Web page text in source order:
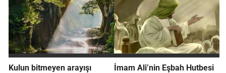
Kulun bitmeyen arayışı
İmam Ali’nin Eşbah Hutbesi